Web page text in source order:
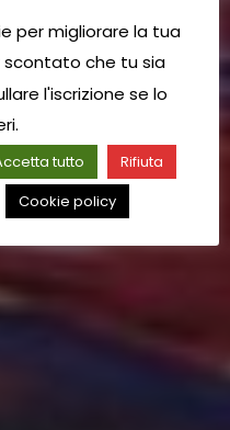
per migliorare la tua
scontato che tu sia
l'iscrizione se lo
tutto
Rifiuta
Cookie policy